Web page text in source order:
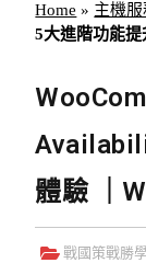
Home » 主機服
5大進階功能
體驗 ｜
戰國策戰勝